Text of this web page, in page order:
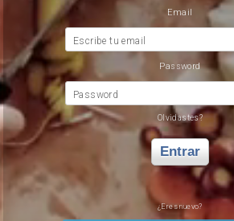
Email
Escribe tu email
Password
Password
Olvidastes?
Entrar
¿Eres nuevo?